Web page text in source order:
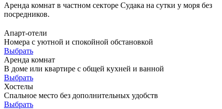
Аренда комнат в частном секторе Судака на сутки у моря без
посредников.
Апарт-отели
Номера с уютной и спокойной обстановкой
Выбрать
Аренда комнат
В доме или квартире с общей кухней и ванной
Выбрать
Хостелы
Спальное место без дополнительных удобств
Выбрать